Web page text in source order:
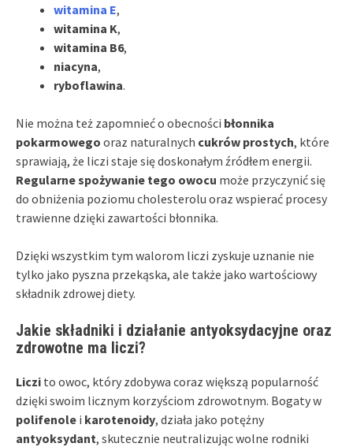
witamina E,
witamina K,
witamina B6,
niacyna,
ryboflawina.
Nie można też zapomnieć o obecności błonnika
pokarmowego oraz naturalnych cukrów prostych, które
sprawiają, że liczi staje się doskonałym źródłem energii.
Regularne spożywanie tego owocu może przyczynić się
do obniżenia poziomu cholesterolu oraz wspierać procesy
trawienne dzięki zawartości błonnika.
Dzięki wszystkim tym walorom liczi zyskuje uznanie nie
tylko jako pyszna przekąska, ale także jako wartościowy
składnik zdrowej diety.
Jakie składniki i działanie antyoksydacyjne oraz
zdrowotne ma liczi?
Liczi to owoc, który zdobywa coraz większą popularność
dzięki swoim licznym korzyściom zdrowotnym. Bogaty w
polifenole i karotenoidy, działa jako potężny
antyoksydant, skutecznie neutralizując wolne rodniki